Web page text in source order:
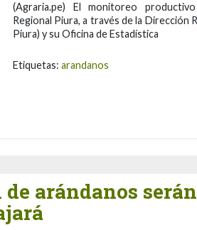
(Agraria.pe) El monitoreo
Regional Piura, a través de la Dirección
Piura) y su Oficina de Estadística
Etiquetas: arandanos
arándanos